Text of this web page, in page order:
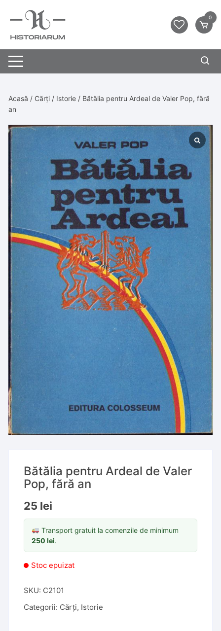
0
Acasă / Cărți / Istorie / Bătălia pentru Ardeal de Valer Pop, fără
an
Bătălia pentru Ardeal de Valer
Pop, fără an
25 lei
Transport gratuit la comenzile de minimum
250lei.
Stoc epuizat
SKU: C2101
Categorii: Cărți, Istorie